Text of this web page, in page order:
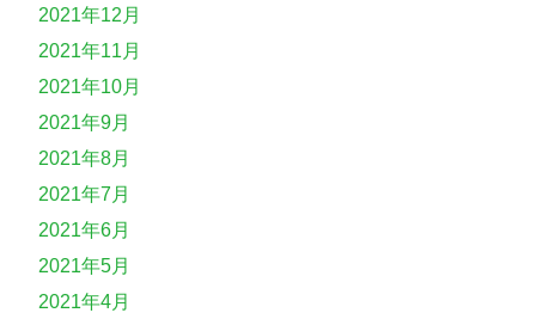
2021年12月
2021年11月
2021年10月
2021年9月
2021年8月
2021年7月
2021年6月
2021年5月
2021年4月